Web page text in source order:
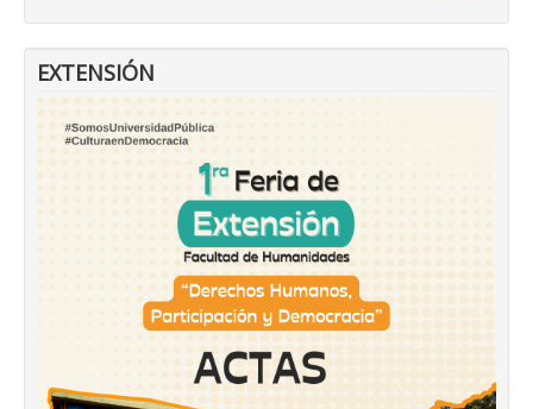
EXTENSIÓN